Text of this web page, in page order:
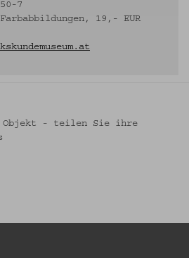
7
19,- EUR
Objekt - teilen Sie ihre